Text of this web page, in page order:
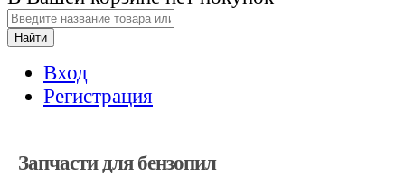
Найти
Вход
Регистрация
Запчасти для бензопил